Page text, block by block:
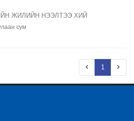
ЖИЛИЙН НЭЭЛТЭЭ ХИЙ
сум
1